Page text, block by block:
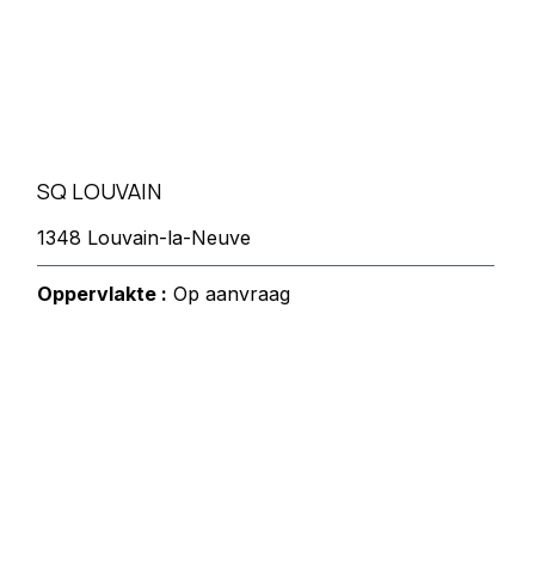
SQ LOUVAIN
1348 Louvain-la-Neuve
Oppervlakte : Op aanvraag